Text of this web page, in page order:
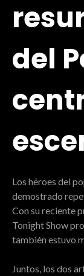
del
Los héroes del
demostrado
Con su reciente
Tonight Show
también estuvo
Juntos, los dos